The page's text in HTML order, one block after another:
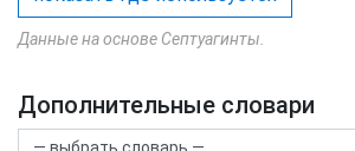
Данные на основе Септуагинты.
Дополнительные словари